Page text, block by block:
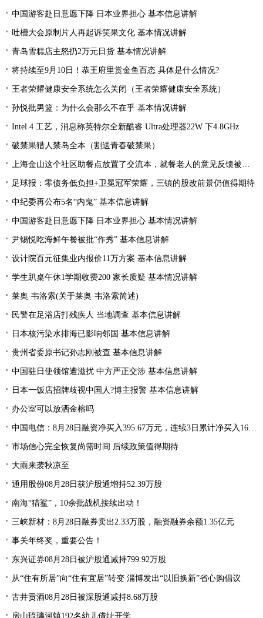
中国游客赴日意愿下降 日本业界担心 基本信息讲解
吐槽大会原制片人再起诉笑果文化 基本情况讲解
青岛雪糕店主怒扔2万元日货 基本情况讲解
将持续至9月10日！恭王府里赏金鱼百态 具体是什么情况?
王者荣耀健康安全系统怎么关闭（王者荣耀健康安全系统）
孙悦批男篮：为什么会那么不在乎 基本情况讲解
Intel 4 工艺，消息称英特尔全新酷睿 Ultra处理器22W 下4.8GHz
破禁果猎人禁岛全本（割送青春破禁果）
上海金山这个社区助餐点放置了交流本，就餐老人的意见反馈被采纳
足球报：零债务低负担+卫冕冠军荣耀，三镇的股改前景仍值得期待
中纪委再公布5名“内鬼” 基本信息讲解
中国游客赴日意愿下降 日本业界担心 基本情况讲解
尹锡悦吃海鲜午餐被批“作秀” 基本信息讲解
设计院百元征集业内报价11万方案 基本信息讲解
学生趴桌午休1学期收费200 家长质疑 基本情况讲解
莱奥·韦洛索(关于莱奥·韦洛索简述)
民警在足浴店打残疾人 当地调查 基本信息讲解
日本核污染水排海已影响邻国 基本信息讲解
贵州省委原书记孙志刚被查 基本信息讲解
中国驻日使领馆遭滋扰 中方严正交涉 基本信息讲解
日本一饭店招牌歧视中国人?博主报警 基本信息讲解
办公室可以放洒金榕吗
中国电信：8月28日融资净买入395.67万元，连续3日累计净买入1668.15万元
市场信心完全恢复尚需时间 后续政策值得期待
大雨来袭秋凉至
通用股份08月28日获沪股通增持52.39万股
南海“猎鲨”，10余批战机接续出动！
三峡新材：8月28日融券卖出2.33万股，融资融券余额1.35亿元
事关年终奖，重要公告！
东兴证券08月28日被沪股通减持799.92万股
从“住有所居”向“住有宜居”转变 淄博发出“以旧换新”省心购倡议
古井贡酒08月28日被深股通减持8.68万股
房山琉璃河镇192名幼儿借址开学